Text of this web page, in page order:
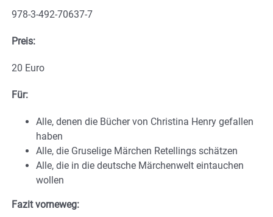
978-3-492-70637-7
Preis:
20 Euro
Für:
Alle, denen die Bücher von Christina Henry gefallen
haben
Alle, die Gruselige Märchen Retellings schätzen
Alle, die in die deutsche Märchenwelt eintauchen
wollen
Fazit vorneweg: